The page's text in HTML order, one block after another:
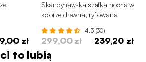
zł
Skandynawska szafka nocna w
kolorze drewna, ryflowana
4.3 (30)
299,00 zł 239,20 zł
to lubią